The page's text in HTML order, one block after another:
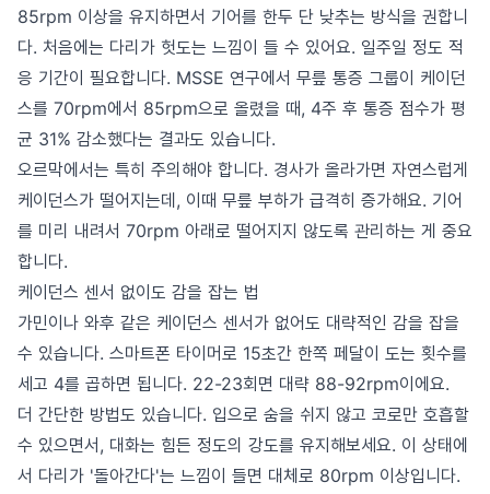
85rpm 이상을 유지하면서 기어를 한두 단 낮추는 방식을 권합니
다. 처음에는 다리가 헛도는 느낌이 들 수 있어요. 일주일 정도 적
응 기간이 필요합니다. MSSE 연구에서 무릎 통증 그룹이 케이던
스를 70rpm에서 85rpm으로 올렸을 때, 4주 후 통증 점수가 평
균 31% 감소했다는 결과도 있습니다.
오르막에서는 특히 주의해야 합니다. 경사가 올라가면 자연스럽게
케이던스가 떨어지는데, 이때 무릎 부하가 급격히 증가해요. 기어
를 미리 내려서 70rpm 아래로 떨어지지 않도록 관리하는 게 중요
합니다.
케이던스 센서 없이도 감을 잡는 법
가민이나 와후 같은 케이던스 센서가 없어도 대략적인 감을 잡을
수 있습니다. 스마트폰 타이머로 15초간 한쪽 페달이 도는 횟수를
세고 4를 곱하면 됩니다. 22-23회면 대략 88-92rpm이에요.
더 간단한 방법도 있습니다. 입으로 숨을 쉬지 않고 코로만 호흡할
수 있으면서, 대화는 힘든 정도의 강도를 유지해보세요. 이 상태에
서 다리가 '돌아간다'는 느낌이 들면 대체로 80rpm 이상입니다.